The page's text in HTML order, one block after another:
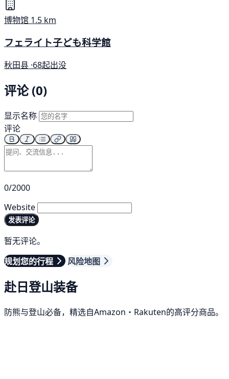
博物馆 1.5 km
フェライト子ども科学館
秋田县 ·68起出没
评论 (0)
显示名称
评论
0/2000
Website
发表评论
暂无评论。
规划您的行程
风险地图
赴日登山装备
防熊与登山必备，精选自Amazon・Rakuten的高评分商品。